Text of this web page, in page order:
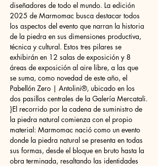
diseñadores de todo el mundo. La edición
2025 de Marmomac busca destacar todos
los aspectos del evento que narran la historia
de la piedra en sus dimensiones productiva,
técnica y cultural. Estos tres pilares se
exhibirán en 12 salas de exposición y 8
áreas de exposición al aire libre, a las que
se suma, como novedad de este año, el
Pabellón Zero | Antolini®, ubicado en los
dos pasillos centrales de la Galería Mercatali.
}El recorrido por la cadena de suministro de
la piedra natural comienza con el propio
material: Marmomac nació como un evento
donde la piedra natural se presenta en todas
sus formas, desde el bloque en bruto hasta la
obra terminada, resaltando las identidades